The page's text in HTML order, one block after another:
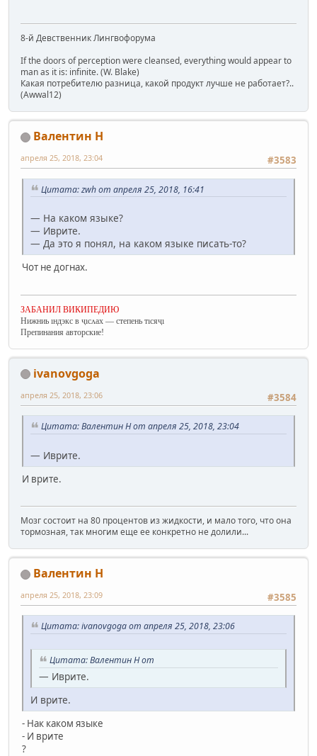
8-й Девственник Лингвофорума
If the doors of perception were cleansed, everything would appear to
man as it is: infinite. (W. Blake)
Какая потребителю разница, какой продукт лучше не работает?..
(Awwal12)
Валентин Н
#3583
апреля 25, 2018, 23:04
Цитата: zwh от апреля 25, 2018, 16:41
— На каком языке?
— Иврите.
— Да это я понял, на каком языке писать-то?
Чот не догнах.
ЗАБАНИЛ ВИКИПЕДИЮ
Нижниь ıндэкс в ҷıсʌах — степень тıсяҷı
Препинания авторские!
ivanovgoga
#3584
апреля 25, 2018, 23:06
Цитата: Валентин Н от апреля 25, 2018, 23:04
— Иврите.
И врите.
Мозг состоит на 80 процентов из жидкости, и мало того, что она
тормозная, так многим еще ее конкретно не долили...
Валентин Н
#3585
апреля 25, 2018, 23:09
Цитата: ivanovgoga от апреля 25, 2018, 23:06
Цитата: Валентин Н от
— Иврите.
И врите.
- Нак каком языке
- И врите
?